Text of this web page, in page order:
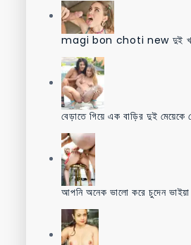
magi bon choti new দুই
বেড়াতে গিয়ে এক বাড়ির দুই মেয়েকে
আপনি অনেক ভালো করে চুদেন ভাইয়া